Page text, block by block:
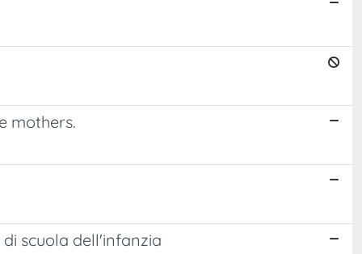
mothers.
scuola dell'infanzia